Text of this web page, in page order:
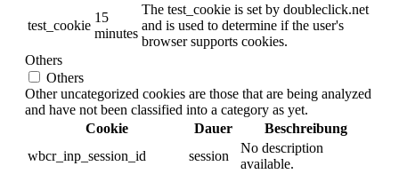
test_cookie
15
minutes
The test_cookie is set by doubleclick.net
and is used to determine if the user's
browser supports cookies.
Others
Others
Other uncategorized cookies are those that are being analyzed
and have not been classified into a category as yet.
Cookie
Dauer
Beschreibung
wbcr_inp_session_id
session
No description
available.